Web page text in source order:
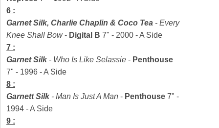
6 :
Garnet Silk, Charlie Chaplin & Coco Tea - Every
Knee Shall Bow- Digital B 7" - 2000 - A Side
7 :
Garnet Silk- Who Is Like Selassie - Penthouse
7" - 1996 - A Side
8 :
Garnett Silk- Man Is Just A Man - Penthouse 7" -
1994 - A Side
9 :